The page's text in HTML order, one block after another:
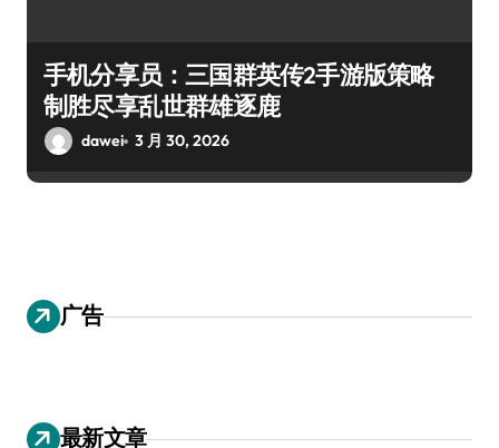
手机分享员：三国群英传2手游版策略
制胜尽享乱世群雄逐鹿
dawei 3 月 30, 2026
广告
最新文章